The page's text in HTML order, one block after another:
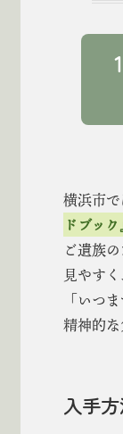
横浜市
ドブック
ご遺族
見やす
「いつ
精神的な
入手